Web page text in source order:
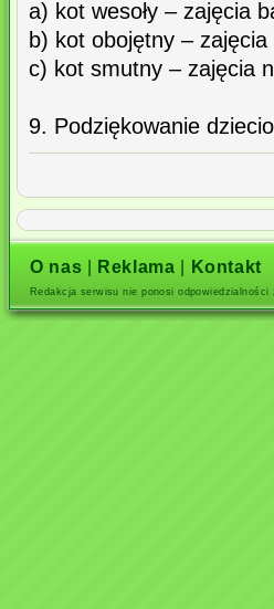
a) kot wesoły – zajęcia
b) kot obojętny –
c) kot smutny – zajęcia
9. Podziękowanie
O nas Reklama Kontakt
Redakcja serwisu nie ponosi